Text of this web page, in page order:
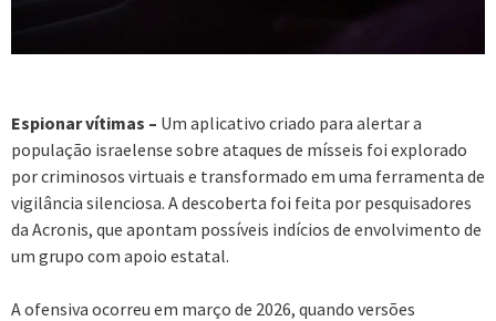
Espionar vítimas – Um aplicativo criado para alertar a
população israelense sobre ataques de mísseis foi explorado
por criminosos virtuais e transformado em uma ferramenta de
vigilância silenciosa. A descoberta foi feita por pesquisadores
da Acronis, que apontam possíveis indícios de envolvimento de
um grupo com apoio estatal.
A ofensiva ocorreu em março de 2026, quando versões